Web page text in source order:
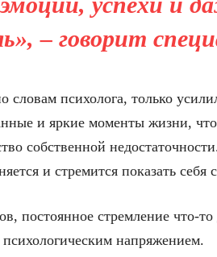
– говорит
словам психолога, только
и яркие моменты жизни,
собственной
и стремится показать
постоянное стремление что-то
напряжением.